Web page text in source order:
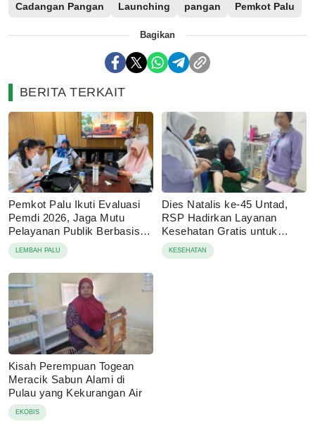
Cadangan Pangan Launching pangan Pemkot Palu
Bagikan
BERITA TERKAIT
Pemkot Palu Ikuti Evaluasi
Pemdi 2026, Jaga Mutu
Pelayanan Publik Berbasis
Digital
LEMBAH PALU
Dies Natalis ke-45 Untad,
RSP Hadirkan Layanan
Kesehatan Gratis untuk
Masyaraka
KESEHATAN
Kisah Perempuan Togean
Meracik Sabun Alami di
Pulau yang Kekurangan Air
EKOBIS